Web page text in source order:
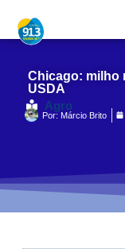
Chicago: milho
USDA
Agro
Por: Márcio Brito